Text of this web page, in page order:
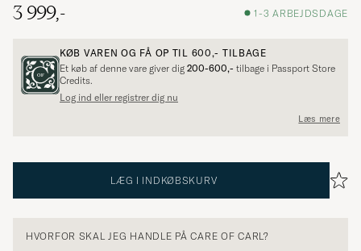
3 999,-
1-3 ARBEJDSDAGE
KØB VAREN OG FÅ OP TIL 600,- TILBAGE
Et køb af denne vare giver dig 200-600,- tilbage i Passport Store
Credits.
Log ind eller registrer dig nu
Læs mere
LÆG I INDKØBSKURV
HVORFOR SKAL JEG HANDLE PÅ CARE OF CARL?